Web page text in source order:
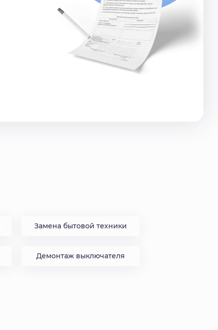
Замена бытовой техники
Демонтаж выключателя